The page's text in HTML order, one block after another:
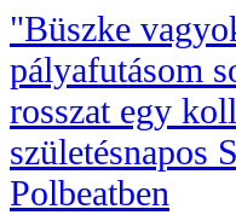
"Büszke
pályafutásom
rosszat egy
születésnapos
Polbeatben